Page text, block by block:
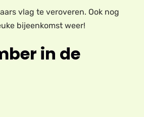
vlag te veroveren. Ook nog
bijeenkomst weer!
in de